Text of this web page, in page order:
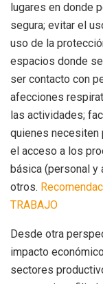
lugares en donde
segura; evitar el
uso de la
espacios donde
ser contacto con
afecciones
las actividades;
quienes necesiten
el acceso a los
básica (personal y
otros.
TRABAJO
Desde otra
impacto
sectores